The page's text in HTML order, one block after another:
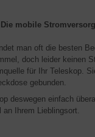
mobile
man oft die besten
doch leider keinen
für Ihr Teleskop.
gebunden.
deswegen einfach
Ihrem Lieblingsort.